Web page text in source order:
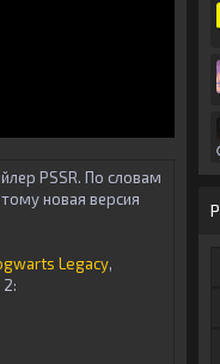
PSSR. По словам
новая версия
Legacy,
2: